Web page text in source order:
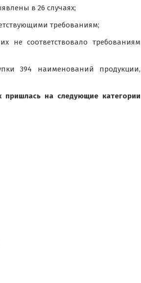
в 26 случаях;
требованиям;
не соответствовало требованиям
394 наименований продукции,
пришлась на следующие категории